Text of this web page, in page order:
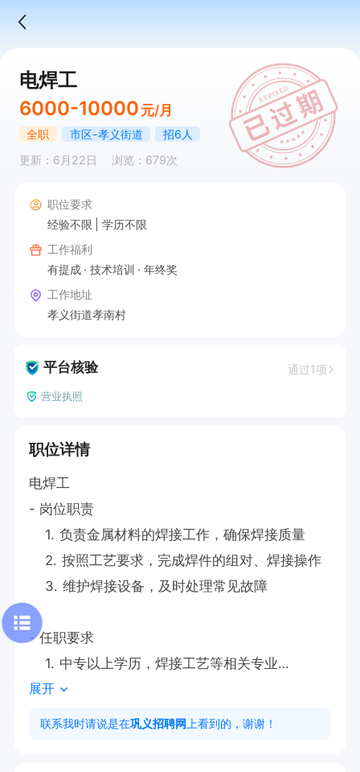
电焊工
6000-10000 元/月
全职 市区-孝义街道
招6人
更新：6月22日
浏览：679次
职位要求
经验不限
学历不限
工作福利
有提成
技术培训
年终奖
工作地址
孝义街道孝南村
平台核验 通过1项
营业执照
职位详情
电焊工
- 岗位职责
    1. 负责金属材料的焊接工作，确保焊接质量
    2. 按照工艺要求，完成焊件的组对、焊接操作
    3. 维护焊接设备，及时处理常见故障
- 任职要求
    1. 中专以上学历，焊接工艺等相关专业
    2. 熟悉各类焊接设备及工艺，持焊工证
    3. 具备责任心和团队协作精神
展开
联系我时请说是在巩义招聘网 上看到的，谢谢！